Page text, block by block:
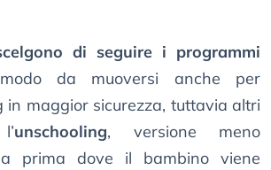
di seguire i programmi
da muoversi anche per
in maggior sicurezza, tuttavia altri
unschooling, versione meno
prima dove il bambino viene